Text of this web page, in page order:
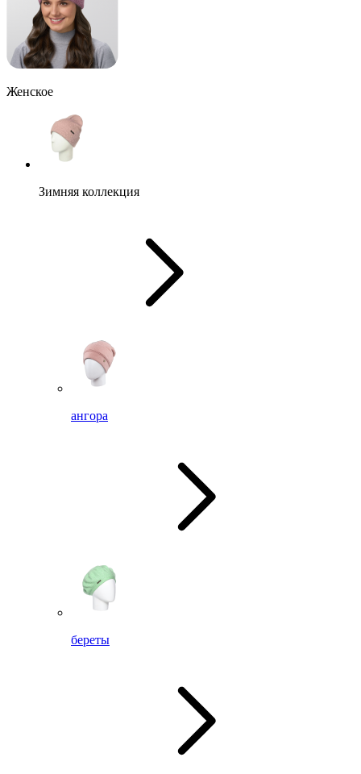
Женское
Зимняя коллекция
ангора
береты